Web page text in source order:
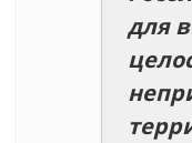
для